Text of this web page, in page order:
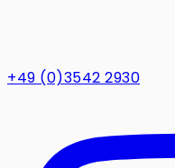
+49 (0)3542 2930